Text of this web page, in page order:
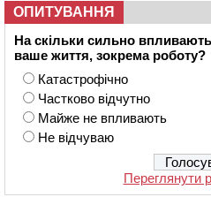
ОПИТУВАННЯ
На скільки сильно
ваше життя, зокрема роботу?
Катастрофічно
Частково відчутно
Майже не впливають
Не відчуваю
Переглянути